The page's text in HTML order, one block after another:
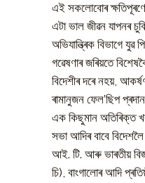
এই সকলোবোৰ
এটা ভাল জীৱন যাপনৰ
অভিযান্ত্ৰিক বিভাগে
গৱেষণাৰ জৰিয়তে
বিদেশীৰ দৰে নহয়,
ৰামানুজন ফেল’ছিপ
এক কিছুমান অতিৰিক্ত
সভা আদিৰ বাবে
আই. টি. আৰু ভাৰতীয়
চি), বাংগালোৰ আদি